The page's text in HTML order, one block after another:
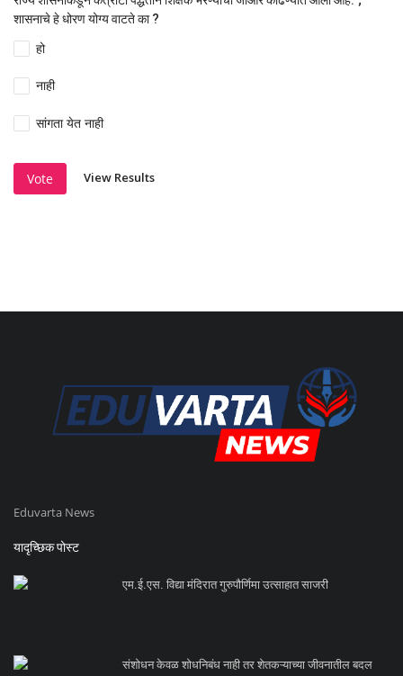
शासनाचे हे धोरण योग्य वाटते का ?
हो
नाही
सांगता येत नाही
Vote View Results
Eduvarta News
यादृच्छिक पोस्ट
एम.ई.एस. विद्या मंदिरात गुरुपौर्णिमा उत्साहात साजरी
संशोधन केवळ शोधनिबंध नाही तर शेतकऱ्याच्या जीवनातील बदल